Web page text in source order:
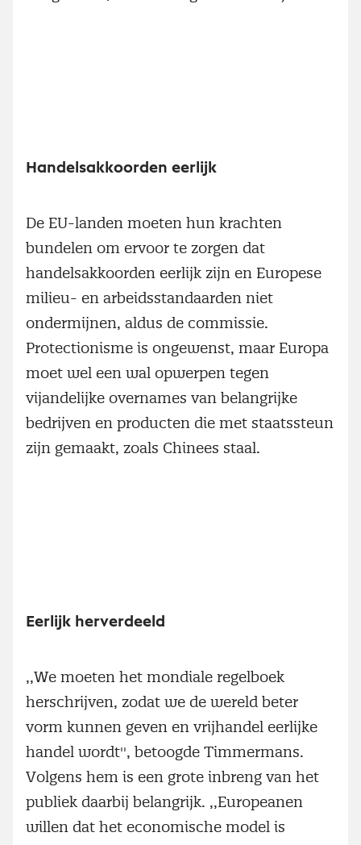
Handelsakkoorden eerlijk
De EU-landen moeten hun krachten
bundelen om ervoor te zorgen dat
handelsakkoorden eerlijk zijn en Europese
milieu- en arbeidsstandaarden niet
ondermijnen, aldus de commissie.
Protectionisme is ongewenst, maar Europa
moet wel een wal opwerpen tegen
vijandelijke overnames van belangrijke
bedrijven en producten die met staatssteun
zijn gemaakt, zoals Chinees staal.
Eerlijk herverdeeld
,,We moeten het mondiale regelboek
herschrijven, zodat we de wereld beter
vorm kunnen geven en vrijhandel eerlijke
handel wordt'', betoogde Timmermans.
Volgens hem is een grote inbreng van het
publiek daarbij belangrijk. ,,Europeanen
willen dat het economische model is